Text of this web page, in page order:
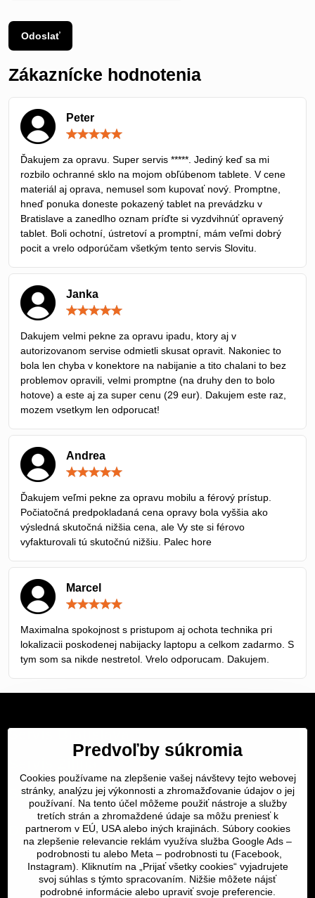
Odoslať
Zákaznícke hodnotenia
Peter
5
Ďakujem za opravu. Super servis *****. Jediný keď sa mi
rozbilo ochranné sklo na mojom obľúbenom tablete. V cene
materiál aj oprava, nemusel som kupovať nový. Promptne,
hneď ponuka doneste pokazený tablet na prevádzku v
Bratislave a zanedlho oznam príďte si vyzdvihnúť opravený
tablet. Boli ochotní, ústretoví a promptní, mám veľmi dobrý
pocit a vrelo odporúčam všetkým tento servis Slovitu.
Janka
5
Dakujem velmi pekne za opravu ipadu, ktory aj v
autorizovanom servise odmietli skusat opravit. Nakoniec to
bola len chyba v konektore na nabijanie a tito chalani to bez
problemov opravili, velmi promptne (na druhy den to bolo
hotove) a este aj za super cenu (29 eur). Dakujem este raz,
mozem vsetkym len odporucat!
Andrea
5
Ďakujem veľmi pekne za opravu mobilu a férový prístup.
Počiatočná predpokladaná cena opravy bola vyššia ako
výsledná skutočná nižšia cena, ale Vy ste si férovo
vyfakturovali tú skutočnú nižšiu. Palec hore
Marcel
5
Maximalna spokojnost s pristupom aj ochota technika pri
lokalizacii poskodenej nabijacky laptopu a celkom zadarmo. S
tym som sa nikde nestretol. Vrelo odporucam. Dakujem.
Servis Bratislava
Servis Košice
Dôležité odkazy
SERVIS KURIÉROM
Predvoľby súkromia
Cookies používame na zlepšenie vašej návštevy tejto webovej
stránky, analýzu jej výkonnosti a zhromažďovanie údajov o jej
používaní. Na tento účel môžeme použiť nástroje a služby
tretích strán a zhromaždené údaje sa môžu preniesť k
partnerom v EÚ, USA alebo iných krajinách. Súbory cookies
na zlepšenie relevancie reklám využíva služba Google Ads –
podrobnosti tu alebo Meta – podrobnosti tu (Facebook,
Instagram). Kliknutím na „Prijať všetky cookies“ vyjadrujete
svoj súhlas s týmto spracovaním. Nižšie môžete nájsť
podrobné informácie alebo upraviť svoje preferencie.